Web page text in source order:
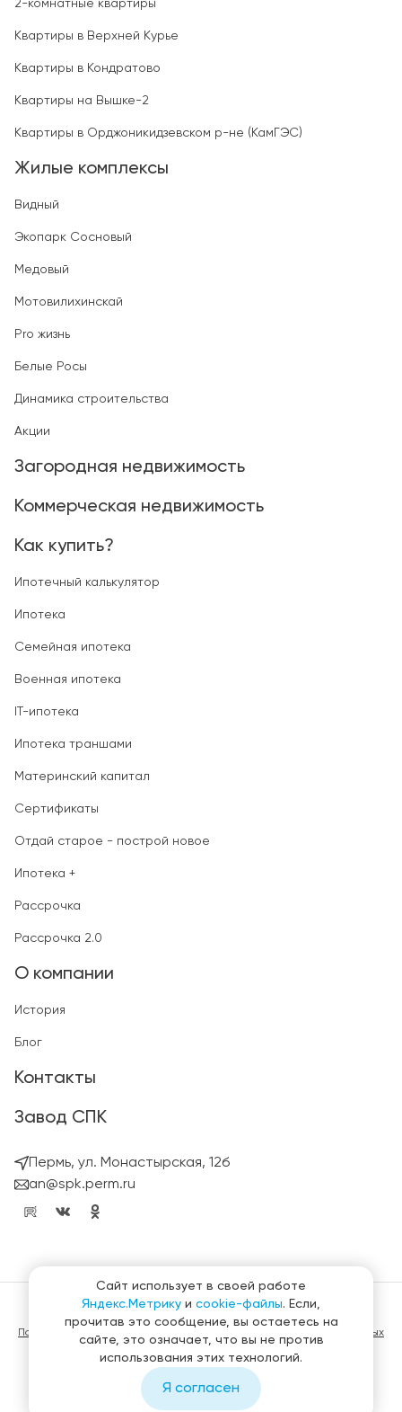
2-комнатные квартиры
Квартиры в Верхней Курье
Квартиры в Кондратово
Квартиры на Вышке-2
Квартиры в Орджоникидзевском р-не (КамГЭС)
Жилые комплексы
Видный
Экопарк Сосновый
Медовый
Мотовилихинскай
Pro жизнь
Белые Росы
Динамика строительства
Акции
Загородная недвижимость
Коммерческая недвижимость
Как купить?
Ипотечный калькулятор
Ипотека
Семейная ипотека
Военная ипотека
IT-ипотека
Ипотека траншами
Материнский капитал
Сертификаты
Отдай старое - построй новое
Ипотека +
Рассрочка
Рассрочка 2.0
О компании
История
Блог
Контакты
Завод СПК
Пермь, ул. Монастырская, 12б
an@spk.perm.ru
© ГК СтройПанельКомплект 2023 – 2026
Политика конфиденциальности в отношении обработки персональных
данных
Материалы, представленные на сайте не являются публичной
Создание и продвижение сайтов
Сайт использует в своей работе
Яндекс.Метрику и cookie-файлы. Если,
прочитав это сообщение, вы остаетесь на
сайте, это означает, что вы не против
использования этих технологий.
Я согласен